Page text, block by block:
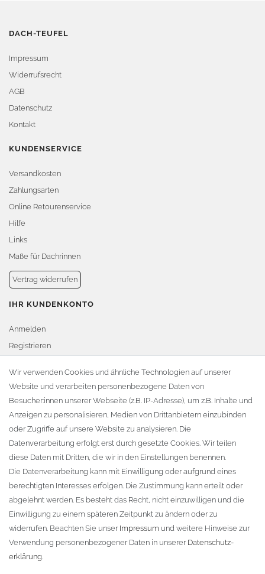
DACH-TEUFEL
Impressum
Widerrufsrecht
AGB
Datenschutz
Kontakt
KUNDENSERVICE
Versandkosten
Zahlungsarten
Online Retourenservice
Hilfe
Links
Maße für Dachrinnen
Vertrag widerrufen
IHR KUNDENKONTO
Anmelden
Registrieren
Warenkorb
Zur Kasse
KONTAKT
Fa. Steffen Jost
Söbrigener Weg 50
D-01796 Pirna
Telefon:+49 (0)3501 507295
info@dach-teufel.de
Wir verwenden Cookies und ähnliche Technologien auf unserer
Website und verarbeiten personenbezogene Daten von
Besucher:innen unserer Webseite (z.B. IP-Adresse), um z.B. Inhalte und
Anzeigen zu personalisieren, Medien von Drittanbietern einzubinden
oder Zugriffe auf unsere Website zu analysieren. Die
Datenverarbeitung erfolgt erst durch gesetzte Cookies. Wir teilen
diese Daten mit Dritten, die wir in den Einstellungen benennen.
Die Datenverarbeitung kann mit Einwilligung oder aufgrund eines
berechtigten Interesses erfolgen. Die Zustimmung kann erteilt oder
abgelehnt werden. Es besteht das Recht, nicht einzuwilligen und die
Einwilligung zu einem späteren Zeitpunkt zu ändern oder zu
widerrufen. Beachten Sie unser Impressum und weitere Hinweise zur
Verwendung personenbezogener Daten in unserer Daten­schutz­
erklärung.